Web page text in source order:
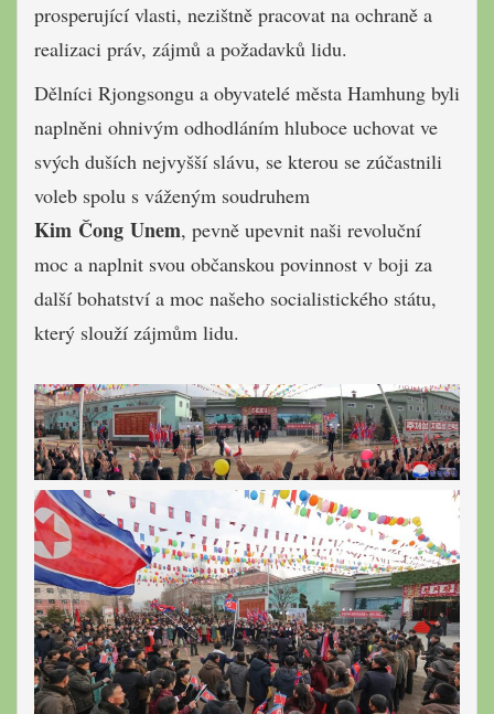
prosperující vlasti, nezištně pracovat na ochraně a
realizaci práv, zájmů a požadavků lidu.
Dělníci Rjongsongu a obyvatelé města Hamhung byli
naplněni ohnivým odhodláním hluboce uchovat ve
svých duších nejvyšší slávu, se kterou se zúčastnili
voleb spolu s váženým soudruhem
Kim Čong Unem, pevně upevnit naši revoluční
moc a naplnit svou občanskou povinnost v boji za
další bohatství a moc našeho socialistického státu,
který slouží zájmům lidu.